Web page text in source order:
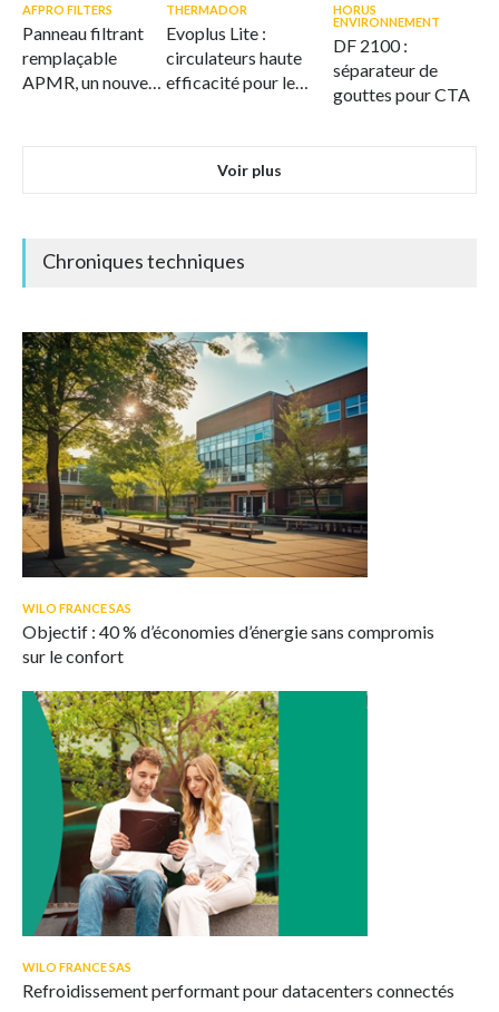
AFPRO FILTERS
Panneau filtrant
remplaçable
APMR, un nouveau
THERMADOR
Evoplus Lite :
circulateurs haute
efficacité pour le
HORUS
ENVIRONNEMENT
DF 2100 :
séparateur de
gouttes pour CTA
Voir plus
Chroniques techniques
WILO FRANCE SAS
Objectif : 40 % d’économies d’énergie sans compromis
sur le confort
WILO FRANCE SAS
Refroidissement performant pour datacenters connectés